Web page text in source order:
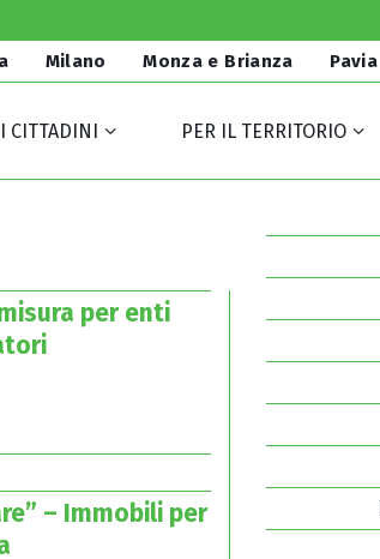
Milano Monza e Brianza Pavia
CITTADINI PER IL TERRITORIO
per enti
– Immobili per